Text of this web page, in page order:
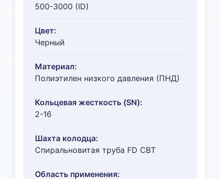
500-3000 (ID)
Цвет:
Черный
Материал:
Полиэтилен низкого давления (ПНД)
Кольцевая жесткость (SN):
2-16
Шахта колодца:
Спиральновитая труба FD СВТ
Область применения: